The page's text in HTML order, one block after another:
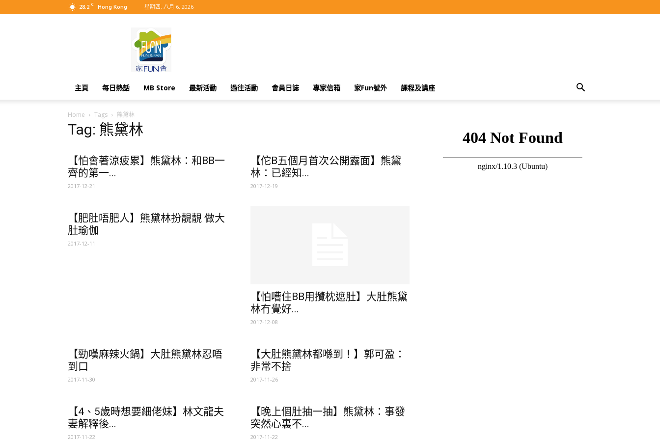
28.2 C Hong Kong 星期四, 八月 6, 2026
主頁 每日熱話 MB Store 最新活動 過往活動 會員日誌 專家信箱 家Fun號外 課程及講座
Home Tags 熊黛林
Tag: 熊黛林
【怕會著涼疲累】熊黛林：和BB一
齊的第一...
2017-12-21
【佗B五個月首次公開露面】熊黛
林：已經知...
2017-12-19
【肥肚唔肥人】熊黛林扮靚靚 做大
肚瑜伽
2017-12-11
【怕嘈住BB用攬枕遮肚】大肚熊黛
林冇覺好...
2017-12-08
【勁嘆麻辣火鍋】大肚熊黛林忍唔
到口
2017-11-30
【大肚熊黛林都喺到！】郭可盈：
非常不捨
2017-11-26
【4、5歲時想要細佬妹】林文龍夫
妻解釋後...
2017-11-22
【晚上個肚抽一抽】熊黛林：事發
突然心裏不...
2017-11-22